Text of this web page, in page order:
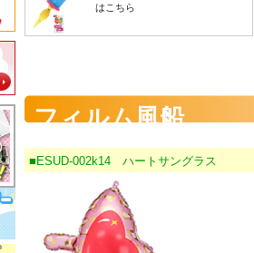
はこちら
フィルム風船
■ESUD-002k14 ハートサングラス